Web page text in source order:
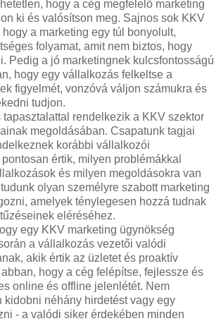
hogy a cég megfelelő marketing
ki és valósítson meg. Sajnos sok KKV
a marketing egy túl bonyolult,
folyamat, amit nem biztos, hogy
Pedig a jó marketingnek kulcsfontosságú
hogy egy vállalkozás felkeltse a
figyelmét, vonzóvá váljon számukra és
tudjon.
rendelkezik a KKV szektor
megoldásában. Csapatunk tagjai
korábbi vállalkozói
értik, milyen problémákkal
és milyen megoldásokra van
olyan személyre szabott marketing
amelyek ténylegesen hozzá tudnak
eléréséhez.
egy KKV marketing ügynökség
a vállalkozás vezetői valódi
akik értik az üzletet és proaktív
hogy a cég felépítse, fejlessze és
online és offline jelenlétét. Nem
kidobni néhány hirdetést vagy egy
- a valódi siker érdekében minden